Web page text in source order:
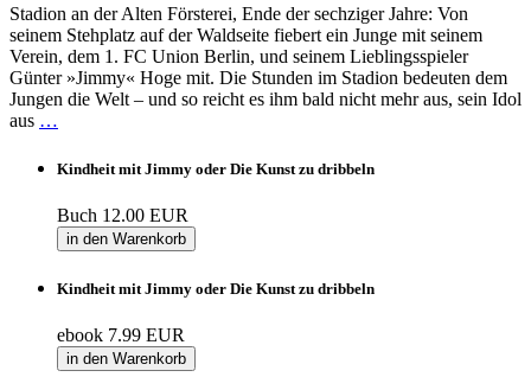
Stadion an der Alten Försterei, Ende der sechziger Jahre: Von
seinem Stehplatz auf der Waldseite fiebert ein Junge mit seinem
Verein, dem 1. FC Union Berlin, und seinem Lieblingsspieler
Günter »Jimmy« Hoge mit. Die Stunden im Stadion bedeuten dem
Jungen die Welt – und so reicht es ihm bald nicht mehr aus, sein Idol
aus …
Kindheit mit Jimmy oder Die Kunst zu dribbeln
Buch 12.00 EUR
in den Warenkorb
Kindheit mit Jimmy oder Die Kunst zu dribbeln
ebook 7.99 EUR
in den Warenkorb